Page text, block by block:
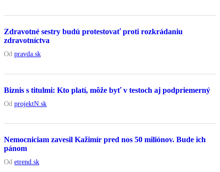
Zdravotné sestry budú protestovať proti rozkrádaniu
zdravotníctva
Od pravda.sk
Biznis s titulmi: Kto platí, môže byť v testoch aj podpriemerný
Od projektN.sk
Nemocniciam zavesil Kažimír pred nos 50 miliónov. Bude ich
pánom
Od etrend.sk